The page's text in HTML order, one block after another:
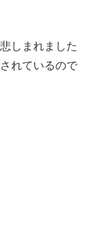
しまれました
れているので